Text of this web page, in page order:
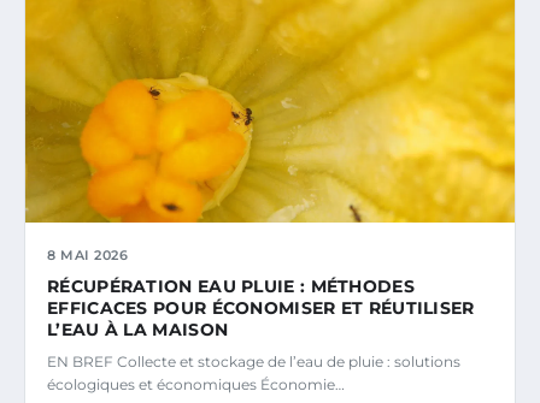
8 MAI 2026
RÉCUPÉRATION EAU PLUIE : MÉTHODES
EFFICACES POUR ÉCONOMISER ET RÉUTILISER
L’EAU À LA MAISON
EN BREF Collecte et stockage de l’eau de pluie : solutions
écologiques et économiques Économie…